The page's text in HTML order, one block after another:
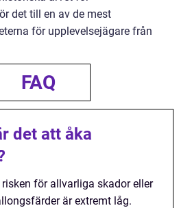
det till en av de mest
för upplevelsejägare från
FAQ
det att åka
för allvarliga skador eller
är extremt låg.